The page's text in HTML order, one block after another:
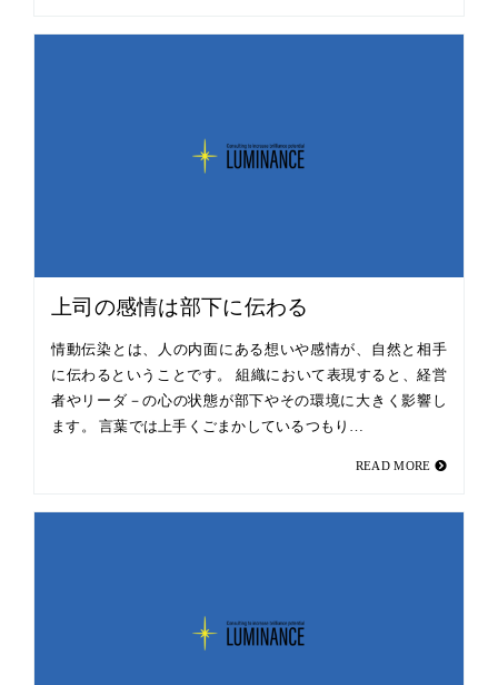
上司の感情は部下に伝わる
情動伝染とは、人の内面にある想いや感情が、自然と相手
に伝わるということです。 組織において表現すると、経営
者やリーダ－の心の状態が部下やその環境に大きく影響し
ます。 言葉では上手くごまかしているつもり…
READ MORE